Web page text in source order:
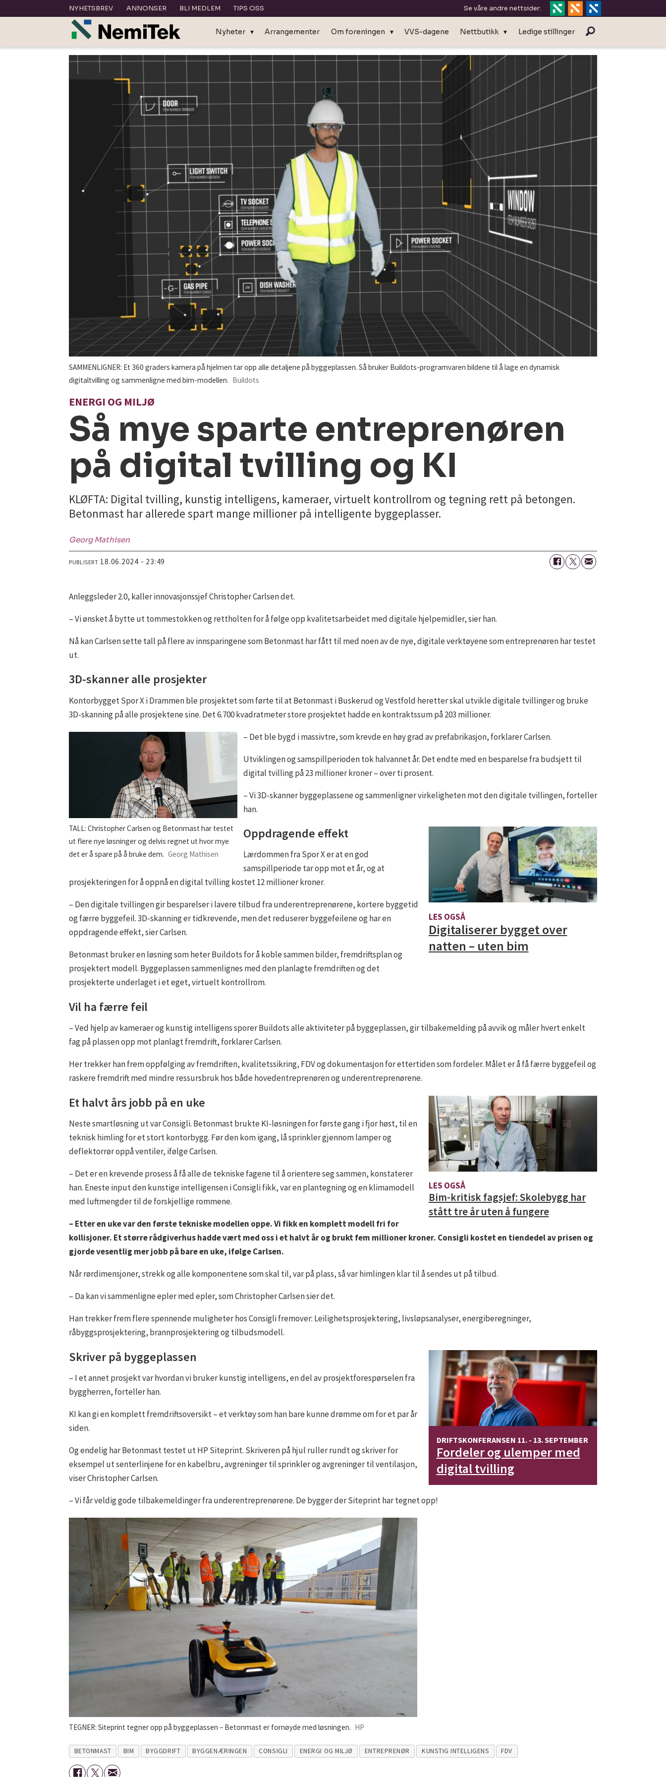
NYHETSBREV ANNONSER BLI MEDLEM TIPS OSS Se våre andre nettsider:
Nyheter Arrangementer Om foreningen VVS-dagene Nettbutikk Ledige stillinger
SAMMENLIGNER: Et 360 graders kamera på hjelmen tar opp alle detaljene på byggeplassen. Så bruker Buildots-programvaren bildene til å lage en dynamisk
digitaltvilling og sammenligne med bim-modellen. Buildots
ENERGI OG MILJØ
Så mye sparte entreprenøren
på digital tvilling og KI
KLØFTA: Digital tvilling, kunstig intelligens, kameraer, virtuelt kontrollrom og tegning rett på betongen.
Betonmast har allerede spart mange millioner på intelligente byggeplasser.
Georg Mathisen
PUBLISERT 18.06.2024 - 23:49
Anleggsleder 2.0, kaller innovasjonssjef Christopher Carlsen det.
– Vi ønsket å bytte ut tommestokken og rettholten for å følge opp kvalitetsarbeidet med digitale hjelpemidler, sier han.
Nå kan Carlsen sette tall på flere av innsparingene som Betonmast har fått til med noen av de nye, digitale verktøyene som entreprenøren har testet
ut.
3D-skanner alle prosjekter
Kontorbygget Spor X i Drammen ble prosjektet som førte til at Betonmast i Buskerud og Vestfold heretter skal utvikle digitale tvillinger og bruke
3D-skanning på alle prosjektene sine. Det 6.700 kvadratmeter store prosjektet hadde en kontraktssum på 203 millioner.
TALL: Christopher Carlsen og Betonmast har testet
ut flere nye løsninger og delvis regnet ut hvor mye
det er å spare på å bruke dem. Georg Mathisen
– Det ble bygd i massivtre, som krevde en høy grad av prefabrikasjon, forklarer Carlsen.
Utviklingen og samspillperioden tok halvannet år. Det endte med en besparelse fra budsjett til
digital tvilling på 23 millioner kroner – over ti prosent.
– Vi 3D-skanner byggeplassene og sammenligner virkeligheten mot den digitale tvillingen, forteller
han.
LES OGSÅ
Digitaliserer bygget over
natten – uten bim
Oppdragende effekt
Lærdommen fra Spor X er at en god
samspillperiode tar opp mot et år, og at
prosjekteringen for å oppnå en digital tvilling kostet 12 millioner kroner.
– Den digitale tvillingen gir besparelser i lavere tilbud fra underentreprenørene, kortere byggetid
og færre byggefeil. 3D-skanning er tidkrevende, men det reduserer byggefeilene og har en
oppdragende effekt, sier Carlsen.
Betonmast bruker en løsning som heter Buildots for å koble sammen bilder, fremdriftsplan og
prosjektert modell. Byggeplassen sammenlignes med den planlagte fremdriften og det
prosjekterte underlaget i et eget, virtuelt kontrollrom.
Vil ha færre feil
– Ved hjelp av kameraer og kunstig intelligens sporer Buildots alle aktiviteter på byggeplassen, gir tilbakemelding på avvik og måler hvert enkelt
fag på plassen opp mot planlagt fremdrift, forklarer Carlsen.
Her trekker han frem oppfølging av fremdriften, kvalitetssikring, FDV og dokumentasjon for ettertiden som fordeler. Målet er å få færre byggefeil og
raskere fremdrift med mindre ressursbruk hos både hovedentreprenøren og underentreprenørene.
LES OGSÅ
Bim-kritisk fagsjef: Skolebygg har
stått tre år uten å fungere
Et halvt års jobb på en uke
Neste smartløsning ut var Consigli. Betonmast brukte KI-løsningen for første gang i fjor høst, til en
teknisk himling for et stort kontorbygg. Før den kom igang, lå sprinkler gjennom lamper og
deflektorrør oppå ventiler, ifølge Carlsen.
– Det er en krevende prosess å få alle de tekniske fagene til å orientere seg sammen, konstaterer
han. Eneste input den kunstige intelligensen i Consigli fikk, var en plantegning og en klimamodell
med luftmengder til de forskjellige rommene.
– Etter en uke var den første tekniske modellen oppe. Vi fikk en komplett modell fri for
kollisjoner. Et større rådgiverhus hadde vært med oss i et halvt år og brukt fem millioner kroner. Consigli kostet en tiendedel av prisen og
gjorde vesentlig mer jobb på bare en uke, ifølge Carlsen.
Når rørdimensjoner, strekk og alle komponentene som skal til, var på plass, så var himlingen klar til å sendes ut på tilbud.
– Da kan vi sammenligne epler med epler, som Christopher Carlsen sier det.
Han trekker frem flere spennende muligheter hos Consigli fremover: Leilighetsprosjektering, livsløpsanalyser, energiberegninger,
råbyggsprosjektering, brannprosjektering og tilbudsmodell.
DRIFTSKONFERANSEN 11. - 13. SEPTEMBER
Fordeler og ulemper med
digital tvilling
Skriver på byggeplassen
– I et annet prosjekt var hvordan vi bruker kunstig intelligens, en del av prosjektforespørselen fra
byggherren, forteller han.
KI kan gi en komplett fremdriftsoversikt – et verktøy som han bare kunne drømme om for et par år
siden.
Og endelig har Betonmast testet ut HP Siteprint. Skriveren på hjul ruller rundt og skriver for
eksempel ut senterlinjene for en kabelbru, avgreninger til sprinkler og avgreninger til ventilasjon,
viser Christopher Carlsen.
– Vi får veldig gode tilbakemeldinger fra underentreprenørene. De bygger der Siteprint har tegnet opp!
TEGNER: Siteprint tegner opp på byggeplassen – Betonmast er fornøyde med løsningen. HP
BETONMAST BIM BYGGDRIFT BYGGENÆRINGEN CONSIGLI ENERGI OG MILJØ ENTREPRENØR KUNSTIG INTELLIGENS FDV